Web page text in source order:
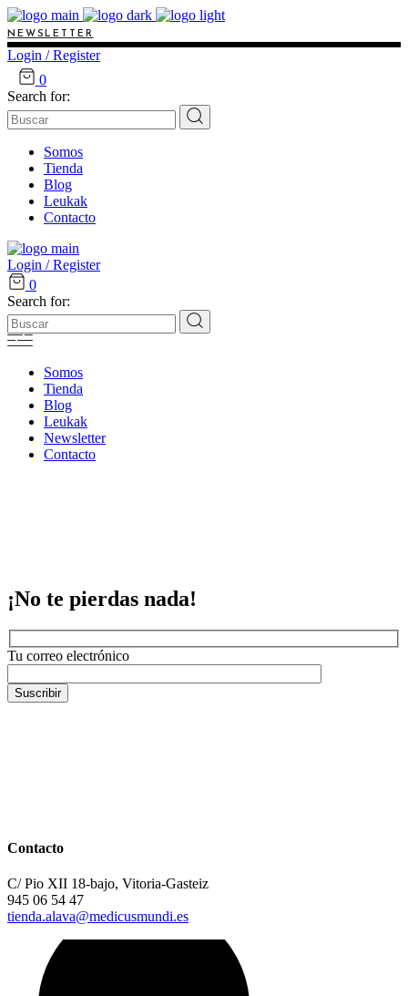
NEWSLETTER
Login / Register
0
Search for:
Somos
Tienda
Blog
Leukak
Contacto
Login / Register
0
Search for:
Somos
Tienda
Blog
Leukak
Newsletter
Contacto
¡No te pierdas nada!
Tu correo electrónico
Suscribir
Contacto
C/ Pio XII 18-bajo, Vitoria-Gasteiz
945 06 54 47
tienda.alava@medicusmundi.es